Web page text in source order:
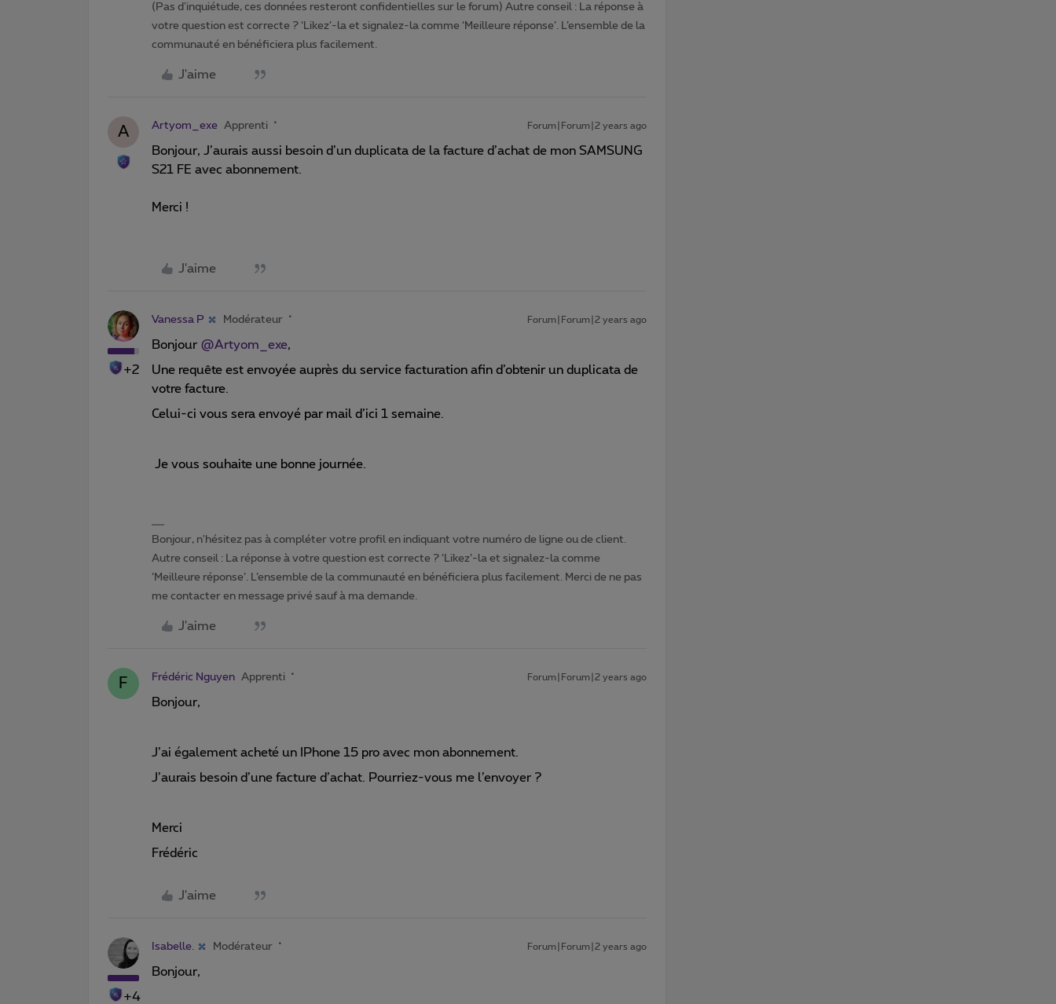
(Pas d'inquiétude, ces données resteront confidentielles sur le forum) Autre conseil : La réponse à
votre question est correcte ? ‘Likez’-la et signalez-la comme ‘Meilleure réponse’. L’ensemble de la
communauté en bénéficiera plus facilement.
J'aime
A Artyom_exe Apprenti Forum|Forum|2 years ago
Bonjour, J’aurais aussi besoin d’un duplicata de la facture d’achat de mon SAMSUNG
S21 FE avec abonnement.
Merci !
J'aime
+2
Vanessa P Modérateur Forum|Forum|2 years ago
Bonjour @Artyom_exe,
Une requête est envoyée auprès du service facturation afin d’obtenir un duplicata de
votre facture.
Celui-ci vous sera envoyé par mail d’ici 1 semaine.
Je vous souhaite une bonne journée.
Bonjour, n'hésitez pas à compléter votre profil en indiquant votre numéro de ligne ou de client.
Autre conseil : La réponse à votre question est correcte ? ‘Likez’-la et signalez-la comme
‘Meilleure réponse’. L’ensemble de la communauté en bénéficiera plus facilement. Merci de ne pas
me contacter en message privé sauf à ma demande.
J'aime
F Frédéric Nguyen Apprenti Forum|Forum|2 years ago
Bonjour,
J’ai également acheté un IPhone 15 pro avec mon abonnement.
J’aurais besoin d’une facture d’achat. Pourriez-vous me l’envoyer ?
Merci
Frédéric
J'aime
+4
Isabelle. Modérateur Forum|Forum|2 years ago
Bonjour,